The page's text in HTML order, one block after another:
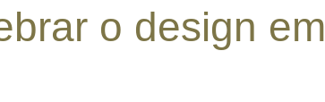
o design em